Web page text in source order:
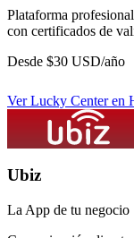
Plataforma
con certificados de
Desde $30 USD/año
VerLucky Centeren
Ubiz
La App de tu negocio